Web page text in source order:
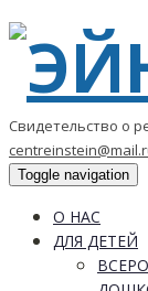
Свидетельство о
Toggle navigation
О НАС
ДЛЯ ДЕТЕЙ